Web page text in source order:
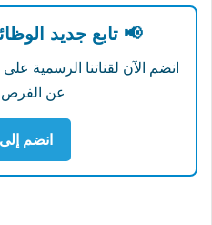
📢 تابع جديد
انضم الآن لقناتنا الرسمية
عن الفرص
انضم إلى